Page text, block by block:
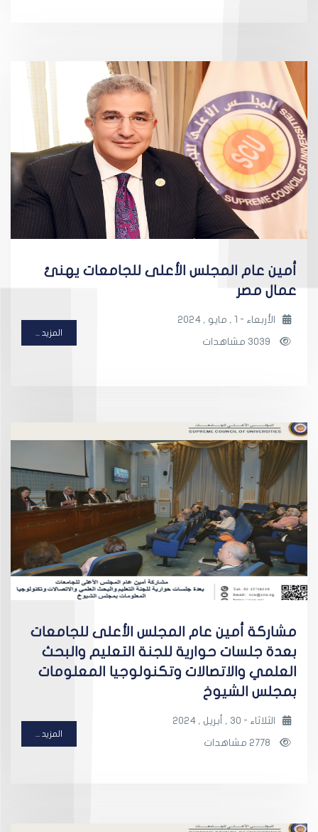
أمين عام المجلس الأعلى للجامعات يهنئ
عمال مصر
الأربعاء - 1 , مايو , 2024
المزيد ...
مشاركة أمين عام المجلس الأعلى للجامعات
بعدة جلسات حوارية للجنة التعليم والبحث
العلمي والاتصالات وتكنولوجيا المعلومات
بمجلس الشيوخ
الثلاثاء - 30 , أبريل , 2024
المزيد ...